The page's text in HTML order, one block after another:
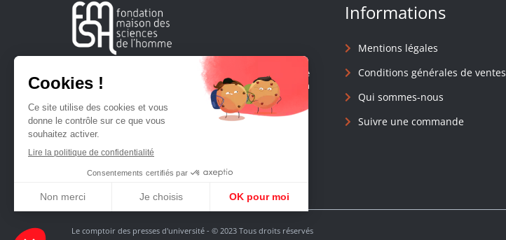
Créée en 1963, la Fondation Maison Sciences de l'Homme
soutient la recherche et la diffusion des connaissances en
Informations
Mentions légales
Conditions générales de ventes
Qui sommes-nous
Suivre une commande
Le comptoir des presses d'université - © 2023 Tous droits réservés